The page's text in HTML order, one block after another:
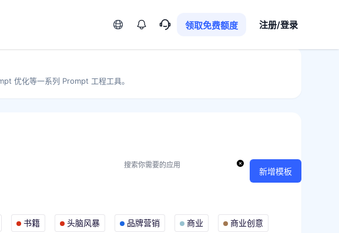
领取免费额度 注册/登录
优化等一系列 Prompt 工程工具。
新增模板
书籍 头脑风暴 品牌营销 商业 商业创意